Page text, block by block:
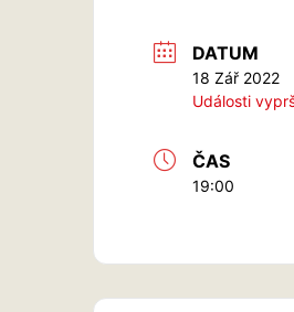
DATUM
18 Zář 2022
Události
ČAS
19:00